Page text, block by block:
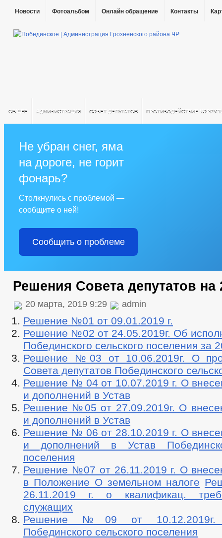
Новости Фотоальбом Онлайн обращение Контакты
ОБЩЕЕ АДМИНИСТРАЦИЯ СОВЕТ ДЕПУТАТОВ ПРОТИВОДЕЙСТВИЕ
Не убран снег, яма
на дороге, не горит
фонарь?
Столкнулись с проблемой —
сообщите о ней!
Сообщить о проблеме
Решения Совета депутатов на
20 марта, 2019 9:29 admin
Решение №01 от 09.01.2019 г.
Решение №02 от 24.05.2019г. Об
Побединского сельского поселения за
Решение №03 от 10.06.2019г. О
Совета депутатов Побединского
Решение № 04 от 10.07.2019 г. О
и дополнений в Устав
Решение №05 от 27.09.2019г. О
и дополнений в Устав
Решение № 06 от 28.10.2019 г. О
и дополнений в Устав
поселения
Решение №07 от 26.11.2019 г. О
в Положение О земельном налоге
26.11.2019 г. о квалификац.
служащих
Решение №09 от
Побединского сельского поселения